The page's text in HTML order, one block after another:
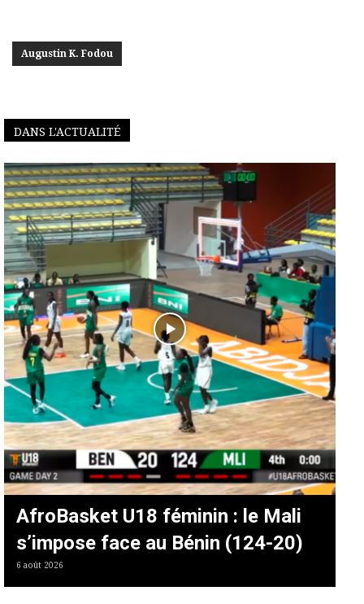
Augustin K. Fodou
DANS L'ACTUALITÉ
AfroBasket U18 féminin : le Mali
s’impose face au Bénin (124-20)
6 août 2026